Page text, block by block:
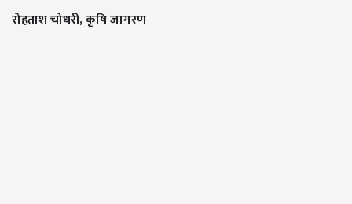
रोहताश चोधरी, कृषि जागरण